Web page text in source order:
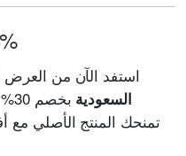
عرض خاص – خصم 30%
استفد الآن من
السعودية
تمنحك المنتج الأصلي